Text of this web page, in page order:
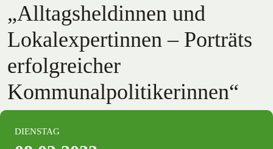
„Alltagsheldinnen und
Lokalexpertinnen – Porträts
erfolgreicher
Kommunalpolitikerinnen“
DIENSTAG